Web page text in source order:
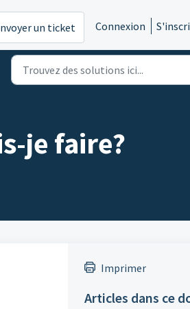
un ticket Connexion
je faire?
Imprimer
Articles dans ce